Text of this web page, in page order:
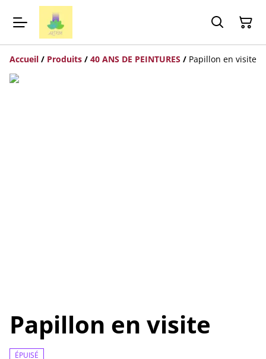
Accueil / Produits / 40 ANS DE PEINTURES / Papillon en visite
Papillon en visite
ÉPUISÉ